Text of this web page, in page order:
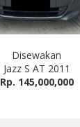
Disewakan
Jazz S AT 2011
Rp. 145,000,000